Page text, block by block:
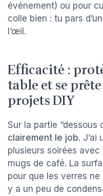
événement) ou pour
colle bien : tu pars
l’œil.
Efficacité :
table et se
projets DIY
Sur la partie “dessous
clairement le job. J’ai
plusieurs soirées avec
mugs de café. La
pour que les verres
y a un peu de